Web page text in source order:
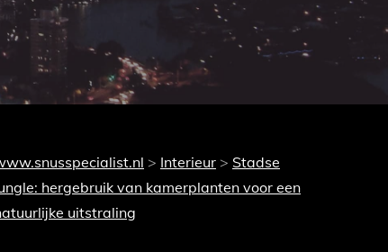
> Interieur > Stadse
hergebruik van kamerplanten voor een
uitstraling